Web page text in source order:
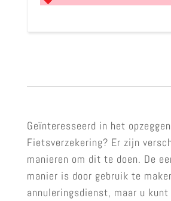
Geïnteresseerd in het
Fietsverzekering? Er zijn
manieren om dit te doen. De
manier is door gebruik te
annuleringsdienst, maar u